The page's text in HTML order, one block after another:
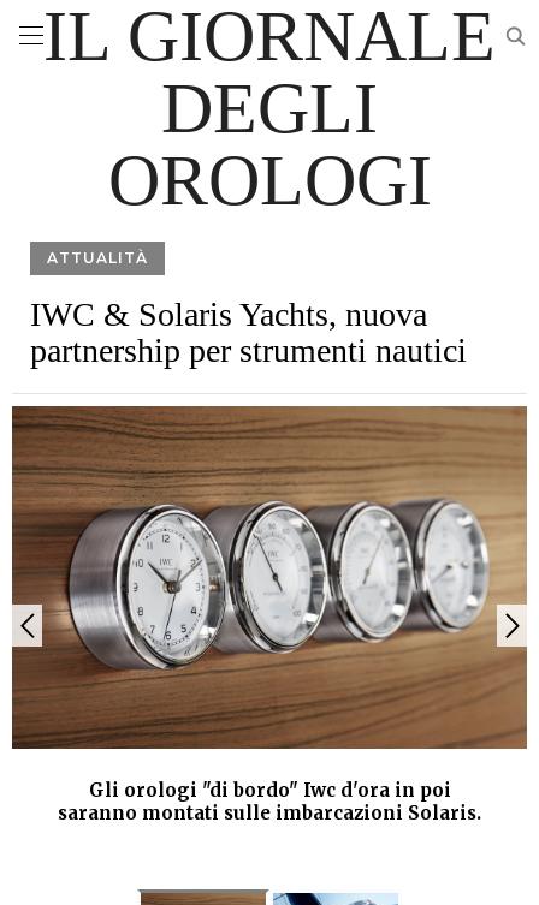
IL GIORNALE
DEGLI
OROLOGI
ATTUALITÀ
IWC & Solaris Yachts, nuova
partnership per strumenti nautici
Gli orologi "di bordo" Iwc d'ora in poi
saranno montati sulle imbarcazioni Solaris.